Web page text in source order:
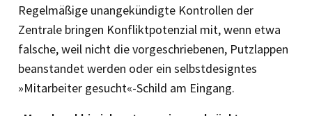
Regelmäßige unangekündigte Kontrollen der
Zentrale bringen Konfliktpotenzial mit, wenn etwa
falsche, weil nicht die vorgeschriebenen, Putzlappen
beanstandet werden oder ein selbstdesigntes
»Mitarbeiter gesucht«-Schild am Eingang.